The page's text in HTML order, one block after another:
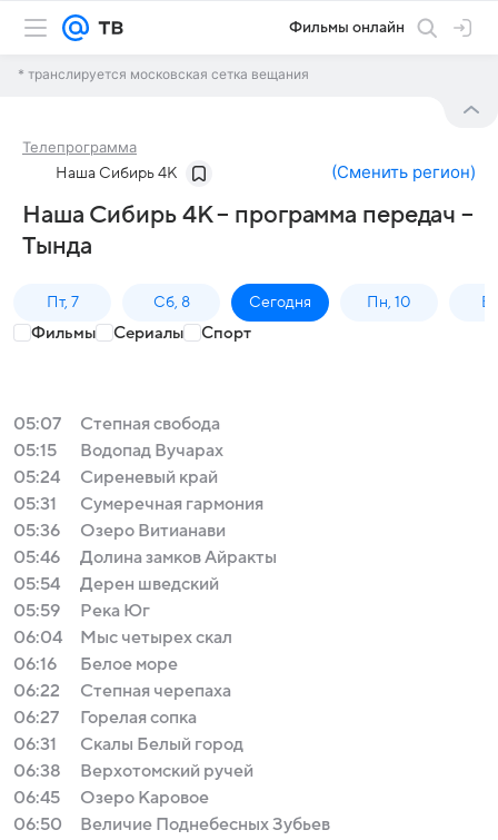
Фильмы онлайн
* транслируется московская сетка вещания
Телепрограмма
Наша Сибирь 4К (Сменить регион)
Наша Сибирь 4К – программа передач –
Тында
Пт, 7 Сб, 8 Сегодня Пн, 10
Фильмы Сериалы Спорт
05:07
Степная свобода
05:15
Водопад Вучарах
05:24
Сиреневый край
05:31
Сумеречная гармония
05:36
Озеро Витианави
05:46
Долина замков Айракты
05:54
Дерен шведский
05:59
Река Юг
06:04
Мыс четырех скал
06:16
Белое море
06:22
Cтепная черепаха
06:27
Горелая сопка
06:31
Скалы Белый город
06:38
Верхотомский ручей
06:45
Озеро Каровое
06:50
Величие Поднебесных Зубьев